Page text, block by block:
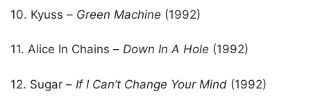
10. Kyuss – Green Machine (1992)
11. Alice In Chains – Down In A Hole (1992)
12. Sugar – If I Can’t Change Your Mind (1992)